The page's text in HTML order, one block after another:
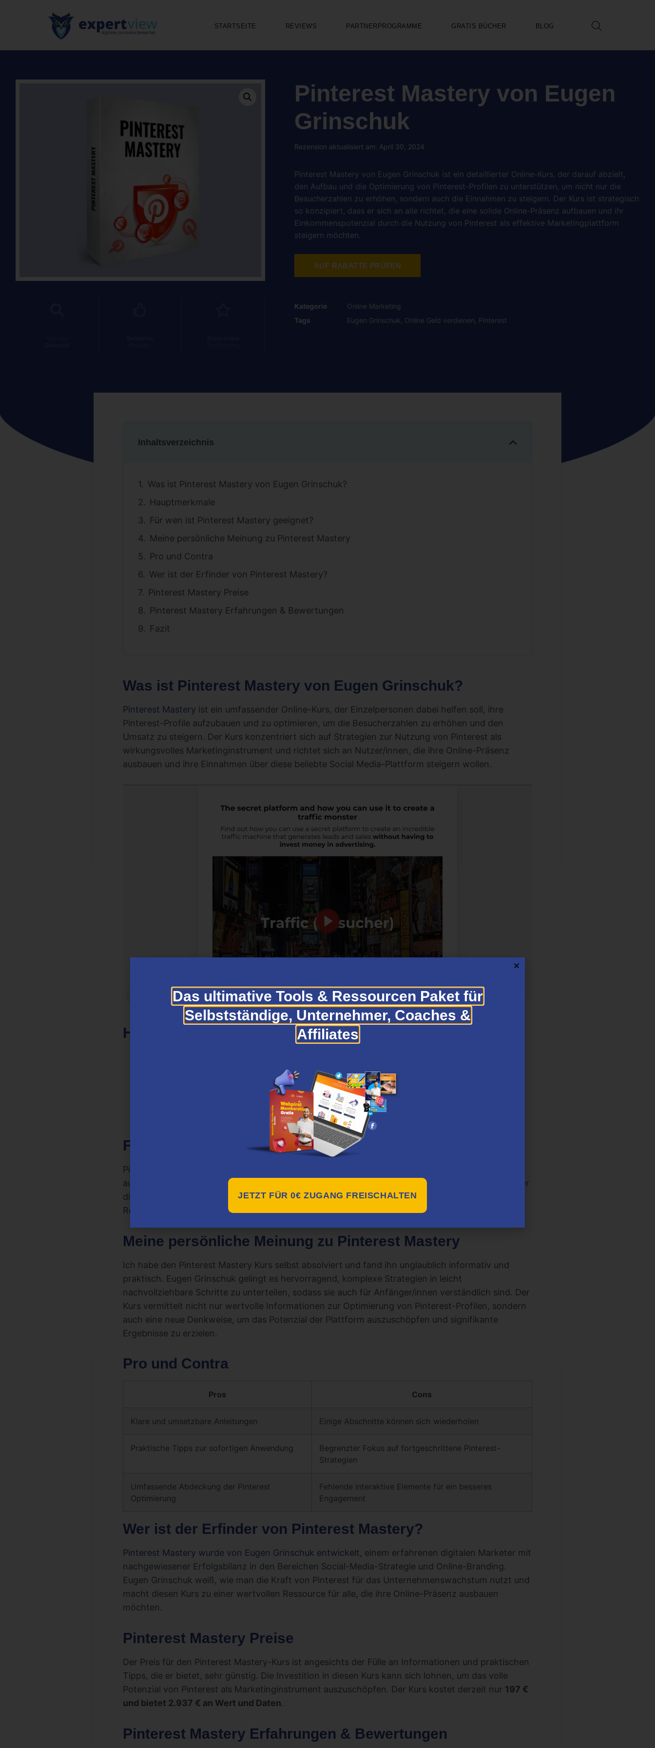
STARTSEITE REVIEWS PARTNERPROGRAMME GRATIS BÜCHER BLOG
Pinterest Mastery von Eugen
Grinschuk
Rezension aktualisiert am: April 30, 2024
Pinterest Mastery von Eugen Grinschuk ist ein detaillierter Online-Kurs, der darauf abzielt,
den Aufbau und die Optimierung von Pinterest-Profilen zu unterstützen, um nicht nur die
Besucherzahlen zu erhöhen, sondern auch die Einnahmen zu steigern. Der Kurs ist strategisch
so konzipiert, dass er sich an alle richtet, die eine solide Online-Präsenz aufbauen und ihr
Einkommenspotenzial durch die Nutzung von Pinterest als effektive Marketingplattform
steigern möchten.
AUF RABATTE PRÜFEN
Kategorie
Online Marketing
Tags
Eugen Grinschuk Online Geld verdienen Pinterest
Inhaltsverzeichnis
Was ist Pinterest Mastery von Eugen Grinschuk?
Hauptmerkmale
Für wen ist Pinterest Mastery geeignet?
Meine persönliche Meinung zu Pinterest Mastery
Pro und Contra
Wer ist der Erfinder von Pinterest Mastery?
Pinterest Mastery Preise
Pinterest Mastery Erfahrungen & Bewertungen
Fazit
Was ist Pinterest Mastery von Eugen Grinschuk?
Pinterest Mastery ist ein umfassender Online-Kurs, der Einzelpersonen dabei helfen soll, ihre
Pinterest-Profile aufzubauen und zu optimieren, um die Besucherzahlen zu erhöhen und den
Umsatz zu steigern. Der Kurs konzentriert sich auf Strategien zur Nutzung von Pinterest als
wirkungsvolles Marketinginstrument und richtet sich an Nutzer/innen, die ihre Online-Präsenz
ausbauen und ihre Einnahmen über diese beliebte Social Media-Plattform steigern wollen.
Hauptmerkmale
Strategien, um das Engagement zu steigern und mehr Follower zu gewinnen
Tipps zur Erstellung optisch ansprechender Pins und Boards
Techniken, um Besucher über Pinterest auf Websites oder Online-Shops zu leiten
Einblicke in die Nutzung von Pinterest Analytics, um die Performance zu verfolgen und die
Für wen ist Pinterest Mastery geeignet?
Pinterest Mastery ist ideal für alle, die ihre Präsenz auf Pinterest aus geschäftlichen Gründen
aufbauen oder verbessern möchten. Egal, ob du ein Blogger, Unternehmer, Kleinunternehmer oder
digitaler Marketer bist,
dieser Kurs bietet dir wertvolle Einblicke und praktische Tipps, um deine
Reichweite und deinen Einfluss auf der Plattform zu maximieren.
Meine persönliche Meinung zu Pinterest Mastery
Ich habe den Pinterest Mastery Kurs selbst absolviert und fand ihn unglaublich informativ und
praktisch. Eugen Grinschuk gelingt es hervorragend, komplexe Strategien in leicht
nachvollziehbare Schritte zu unterteilen, sodass sie auch für Anfänger/innen verständlich sind. Der
Kurs vermittelt nicht nur wertvolle Informationen zur Optimierung von Pinterest-Profilen, sondern
auch eine neue Denkweise, um das Potenzial der Plattform auszuschöpfen und signifikante
Ergebnisse zu erzielen.
Pro und Contra
Pros Cons
Klare und umsetzbare Anleitungen Einige Abschnitte können sich wiederholen
Praktische Tipps zur sofortigen Anwendung
Begrenzter Fokus auf fortgeschrittene Pinterest-
Strategien
Umfassende Abdeckung der Pinterest
Optimierung
Fehlende interaktive Elemente für ein besseres
Engagement
Wer ist der Erfinder von Pinterest Mastery?
Pinterest Mastery wurde von Eugen Grinschuk entwickelt, einem erfahrenen digitalen Marketer mit
nachgewiesener Erfolgsbilanz in den Bereichen Social-Media-Strategie und Online-Branding.
Eugen Grinschuk weiß, wie man die Kraft von Pinterest für das Unternehmenswachstum nutzt und
macht diesen Kurs zu einer wertvollen Ressource für alle, die ihre Online-Präsenz ausbauen
möchten.
Pinterest Mastery Preise
Der Preis für den Pinterest Mastery-Kurs ist angesichts der Fülle an Informationen und praktischen
Tipps, die er bietet, sehr günstig. Die Investition in diesen Kurs kann sich lohnen, um das volle
Potenzial von Pinterest als Marketinginstrument auszuschöpfen. Der Kurs kostet derzeit nur 197 €
und bietet 2.937 € an Wert und Daten.
Pinterest Mastery Erfahrungen & Bewertungen
Das ultimative Tools & Ressourcen Paket für
Selbstständige, Unternehmer, Coaches &
Affiliates
JETZT FÜR 0€ ZUGANG FREISCHALTEN